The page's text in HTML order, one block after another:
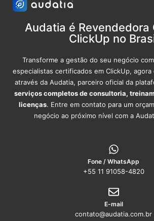
Audatia é Revendedora
ClickUp no
Transforme a gestão do seu negócio
especialistas certificados em ClickUp, agora
através da Audatia, parceiro oficial da
serviços completos de consultoria,
licenças. Entre em contato para um
negócio ao próximo nível com a
Fone / WhatsApp
+55 11 91058-4820
E-mail
contato@audatia.com.br